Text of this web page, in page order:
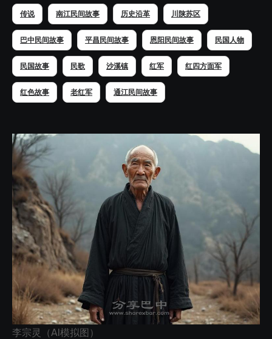
传说 南江民间故事 历史沿革 川陕苏区
巴中民间故事 平昌民间故事 恩阳民间故事 民国人物
民国故事 民歌 沙溪镇 红军 红四方面军
红色故事 老红军 通江民间故事
李宗灵（AI模拟图）